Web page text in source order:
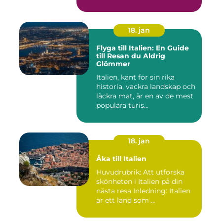
18. jan
Flyga till Italien: En Guide
till Resan du Aldrig
Glömmer
Italien, känt för sin rika
historia, vackra landskap och
läckra mat, är en av de mest
populära turis...
18. jan
Åka till Italien
Huvudrubrik: Att utforska
skönheten i Italien på din
nästa resa Inledning: Italien
är ett land som ...